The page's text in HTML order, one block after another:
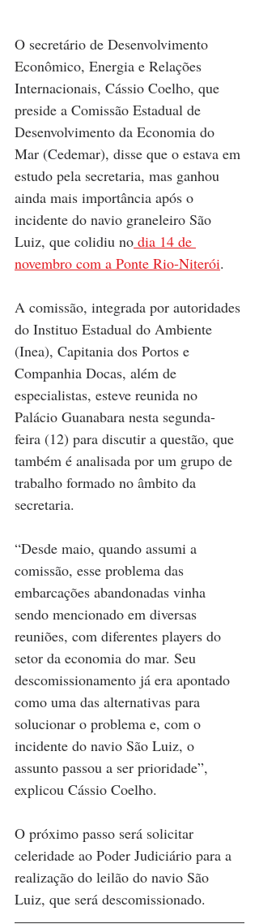
O secretário de Desenvolvimento
Econômico, Energia e Relações
Internacionais, Cássio Coelho, que
preside a Comissão Estadual de
Desenvolvimento da Economia do
Mar (Cedemar), disse que o estava em
estudo pela secretaria, mas ganhou
ainda mais importância após o
incidente do navio graneleiro São
Luiz, que colidiu no dia 14 de
novembro com a Ponte Rio-Niterói.
A comissão, integrada por autoridades
do Instituo Estadual do Ambiente
(Inea), Capitania dos Portos e
Companhia Docas, além de
especialistas, esteve reunida no
Palácio Guanabara nesta segunda-
feira (12) para discutir a questão, que
também é analisada por um grupo de
trabalho formado no âmbito da
secretaria.
“Desde maio, quando assumi a
comissão, esse problema das
embarcações abandonadas vinha
sendo mencionado em diversas
reuniões, com diferentes players do
setor da economia do mar. Seu
descomissionamento já era apontado
como uma das alternativas para
solucionar o problema e, com o
incidente do navio São Luiz, o
assunto passou a ser prioridade”,
explicou Cássio Coelho.
O próximo passo será solicitar
celeridade ao Poder Judiciário para a
realização do leilão do navio São
Luiz, que será descomissionado.